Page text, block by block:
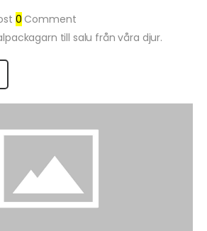
0 Comment
till salu från våra djur.